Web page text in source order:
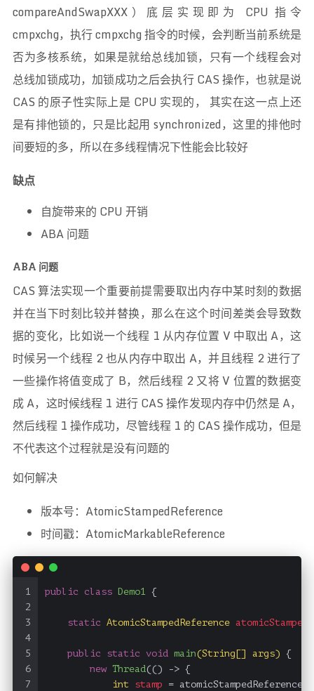
compareAndSwapXXX）底层实现即为 CPU 指令
cmpxchg，执行 cmpxchg 指令的时候，会判断当前系统是
否为多核系统，如果是就给总线加锁，只有一个线程会对
总线加锁成功，加锁成功之后会执行 CAS 操作，也就是说
CAS 的原子性实际上是 CPU 实现的， 其实在这一点上还
是有排他锁的，只是比起用 synchronized，这里的排他时
间要短的多，所以在多线程情况下性能会比较好
缺点
自旋带来的 CPU 开销
ABA 问题
ABA 问题
CAS 算法实现一个重要前提需要取出内存中某时刻的数据
并在当下时刻比较并替换，那么在这个时间差类会导致数
据的变化，比如说一个线程 1 从内存位置 V 中取出 A，这
时候另一个线程 2 也从内存中取出 A，并且线程 2 进行了
一些操作将值变成了 B，然后线程 2 又将 V 位置的数据变
成 A，这时候线程 1 进行 CAS 操作发现内存中仍然是 A，
然后线程 1 操作成功，尽管线程 1 的 CAS 操作成功，但是
不代表这个过程就是没有问题的
如何解决
版本号：AtomicStampedReference
时间戳：AtomicMarkableReference
1
2
3
4
5
6
7
public class Demo1 {
static AtomicStampedReference
public static void main(String[] args) {
new Thread(() -> {
int
stamp =